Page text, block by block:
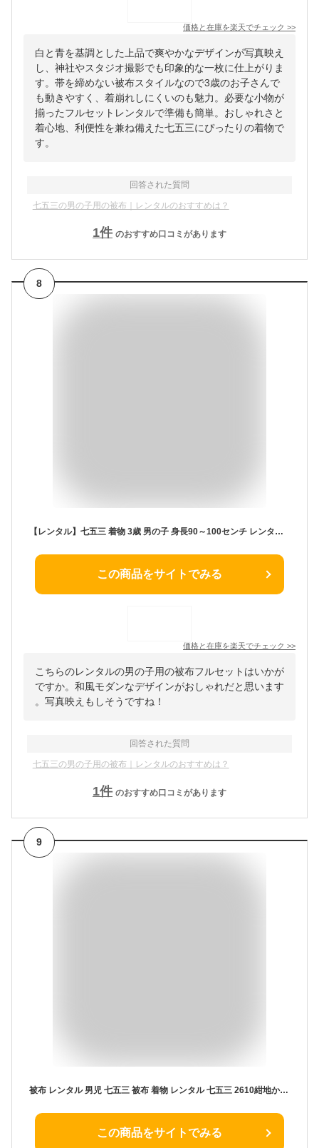
価格と在庫を楽天でチェック >>
白と青を基調とした上品で爽やかなデザインが写真映え
し、神社やスタジオ撮影でも印象的な一枚に仕上がりま
す。帯を締めない被布スタイルなので3歳のお子さんで
も動きやすく、着崩れしにくいのも魅力。必要な小物が
揃ったフルセットレンタルで準備も簡単。おしゃれさと
着心地、利便性を兼ね備えた七五三にぴったりの着物で
す。
回答された質問
七五三の男の子用の被布｜レンタルのおすすめは？
1件 のおすすめ口コミがあります
8
【レンタル】七五三 着物 3歳 男の子 身長90～100センチ レンタル おしゃれ アンティーク レトロ 和風モダン古典 3歳男の子 被布 753着物 被布フルセット 753 子供 きもの 七五三レンタル 貸衣装 貸衣裳 往復送料無料 /3AO4-55
この商品をサイトでみる
価格と在庫を楽天でチェック >>
こちらのレンタルの男の子用の被布フルセットはいかが
ですか。和風モダンなデザインがおしゃれだと思います
。写真映えもしそうですね！
回答された質問
七五三の男の子用の被布｜レンタルのおすすめは？
1件 のおすすめ口コミがあります
9
被布 レンタル 男児 七五三 被布 着物 レンタル 七五三 2610紺地かぶと x 白地吉祥文様 2歳男の子 七五三 男児 着物 3歳 子供 きもの 被布 セット お正月 和装 お祝い 3才 2才 男の子 被布コート 新品足袋プレゼント 往復送料無料【レンタル】
この商品をサイトでみる